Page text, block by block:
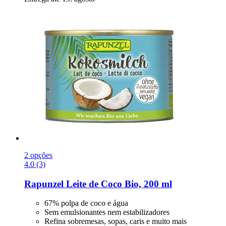
2 opções
4.0 (3)
Rapunzel Leite de Coco Bio, 200 ml
67% polpa de coco e água
Sem emulsionantes nem estabilizadores
Refina sobremesas, sopas, caris e muito mais